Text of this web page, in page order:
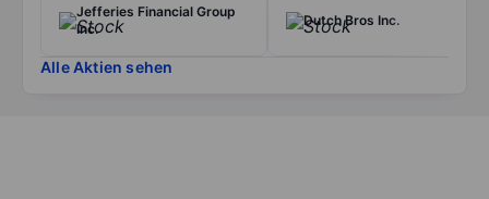
Jefferies Financial Group
Inc.
Dutch Bros Inc.
Alle Aktien sehen